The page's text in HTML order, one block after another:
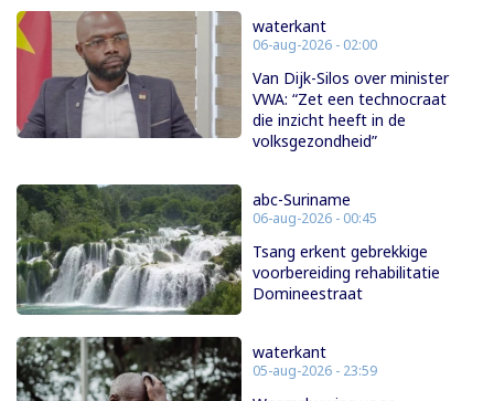
waterkant
06-aug-2026 - 02:00
Van Dijk-Silos over minister
VWA: “Zet een technocraat
die inzicht heeft in de
volksgezondheid”
abc-Suriname
06-aug-2026 - 00:45
Tsang erkent gebrekkige
voorbereiding rehabilitatie
Domineestraat
waterkant
05-aug-2026 - 23:59